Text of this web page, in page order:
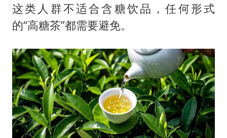
这类人群不适合含糖饮品，任何形式
的“高糖茶”都需要避免。